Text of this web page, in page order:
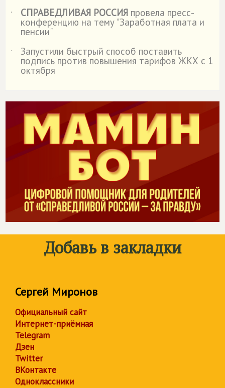
˙
СПРАВЕДЛИВАЯ РОССИЯ провела пресс-
конференцию на тему "Заработная плата и
пенсии"
˙
Запустили быстрый способ поставить
подпись против повышения тарифов ЖКХ с 1
октября
Добавь в закладки
Сергей Миронов
Официальный сайт
Интернет-приёмная
Telegram
Дзен
Twitter
ВКонтакте
Одноклассники